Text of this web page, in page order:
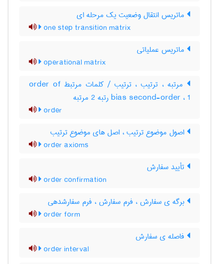
ماتریس انتقال وضعیت یک مرحله ای
one step transition matrix
ماتریس عملیاتی
operational matrix
مرتبه ، ترتیب ، ترتیب / کلمات مرتبط order of
bias second-order ، 1 رتبه 2 مرتبه
order
اصول موضوع ترتیب ، اصل های موضوع ترتیب
order axioms
تأیید سفارش
order confirmation
برگه ی سفارش ، فرم سفارش ، فرم سفارشدهی
order form
فاصله ی سفارش
order interval